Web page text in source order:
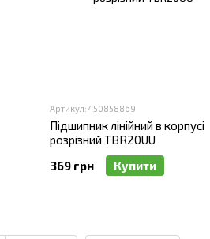
Артикул: 450858869
Підшипник лінійний в корпусі
розрізний TBR20UU
369 грн
Купити